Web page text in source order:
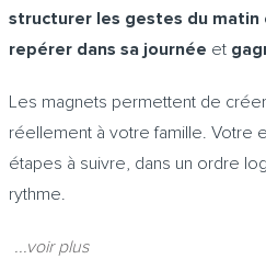
structurer les gestes du matin
repérer dans sa journée et
Les magnets permettent de
réellement à votre famille. Votre
étapes à suivre, dans un ordre
rythme.
...voir plus